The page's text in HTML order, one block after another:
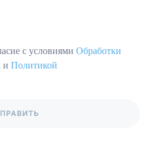
с условиями Обработки
и Политикой